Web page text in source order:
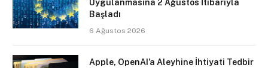
Uygulanmasına 2 Ağustos İtibarıyla
Başladı
6 Ağustos 2026
Apple, OpenAI’a Aleyhine İhtiyati Tedbir